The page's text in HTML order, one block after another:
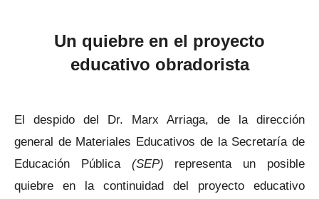
Un quiebre en el proyecto
educativo obradorista
El despido del Dr. Marx Arriaga, de la dirección
general de Materiales Educativos de la Secretaría de
Educación Pública (SEP) representa un posible
quiebre en la continuidad del proyecto educativo